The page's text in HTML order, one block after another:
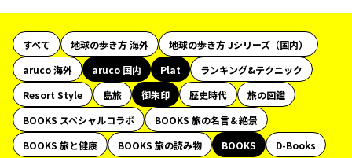
すべて 地球の歩き方 海外
地球の歩き方 Jシリーズ（国内）
aruco 海外
aruco 国内 Plat
ランキング&テクニック
Resort Style
島旅 御朱印 歴史時代
旅の図鑑
BOOKS スペシャルコラボ
BOOKS 旅の名言＆絶景
BOOKS 旅と健康
BOOKS 旅の読み物 BOOKS
D-Books